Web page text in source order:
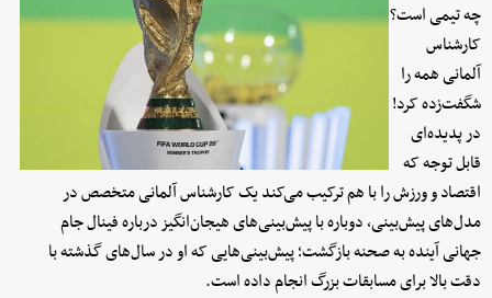
چه تیمی است؟
کارشناس
آلمانی همه را
شگفت‌زده کرد!
در پدیده‌ای
قابل توجه که
اقتصاد و ورزش را با هم ترکیب می‌کند یک کارشناس آلمانی متخصص در
مدل‌های پیش‌بینی، دوباره با پیش‌بینی‌های هیجان‌انگیز درباره فینال جام
جهانی آینده به صحنه بازگشت؛ پیش‌بینی‌هایی که او در سال‌های گذشته با
دقت بالا برای مسابقات بزرگ انجام داده است.